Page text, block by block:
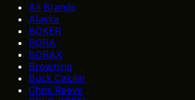
All Brands
Alaska
BÖKER
BORA
BORAX
Browning
Buck Çakılar
Chris Reeve